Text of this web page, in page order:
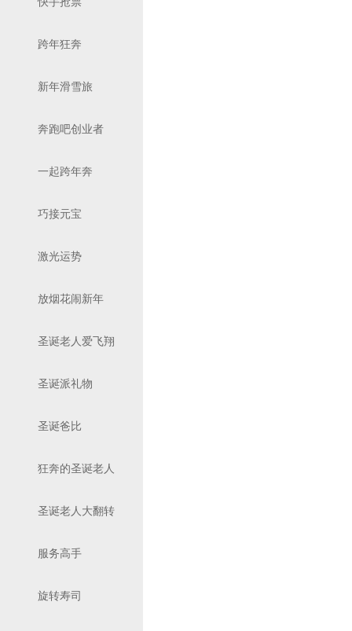
跨年狂奔
新年滑雪旅
奔跑吧创业者
一起跨年奔
巧接元宝
激光运势
放烟花闹新年
圣诞老人爱飞翔
圣诞派礼物
圣诞爸比
狂奔的圣诞老人
圣诞老人大翻转
服务高手
旋转寿司